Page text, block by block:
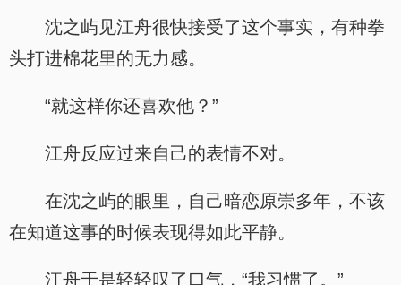
沈之屿见江舟很快接受了这个事实，有种拳
头打进棉花里的无力感。
“就这样你还喜欢他？”
江舟反应过来自己的表情不对。
在沈之屿的眼里，自己暗恋原崇多年，不该
在知道这事的时候表现得如此平静。
江舟于是轻轻叹了口气，“我习惯了。”